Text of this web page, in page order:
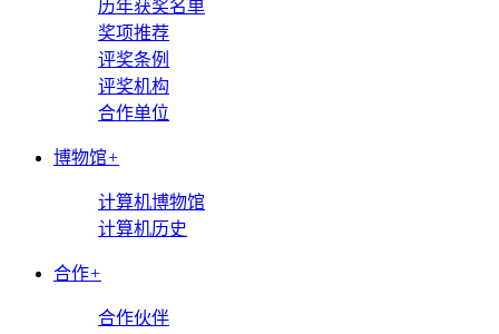
历年获奖名单
奖项推荐
评奖条例
评奖机构
合作单位
博物馆+
计算机博物馆
计算机历史
合作+
合作伙伴